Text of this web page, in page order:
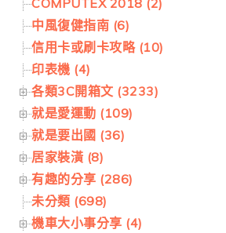
中風復健指南 (6)
信用卡或刷卡攻略 (10)
印表機 (4)
各類3C開箱文 (3233)
就是愛運動 (109)
就是要出國 (36)
居家裝潢 (8)
有趣的分享 (286)
未分類 (698)
機車大小事分享 (4)